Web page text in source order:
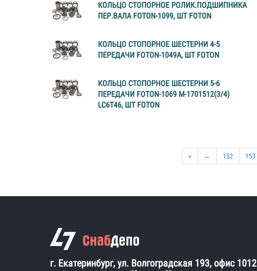
КОЛЬЦО СТОПОРНОЕ РОЛИК.ПОДШИПНИКА
ПЕР.ВАЛА FOTON-1099, ШТ FOTON
КОЛЬЦО СТОПОРНОЕ ШЕСТЕРНИ 4-5
ПЕРЕДАЧИ FOTON-1049A, ШТ FOTON
КОЛЬЦО СТОПОРНОЕ ШЕСТЕРНИ 5-6
ПЕРЕДАЧИ FOTON-1069 М-1701512(3/4)
LC6T46, ШТ FOTON
« ← 152 153
г. Екатеринбург, ул. Волгоградская 193, офис 1012